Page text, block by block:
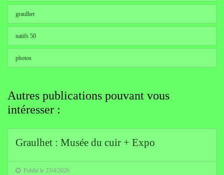
graulhet
natifs 50
photos
Autres publications pouvant vous
intéresser :
Graulhet : Musée du cuir + Expo
Publié le 23/4/2026